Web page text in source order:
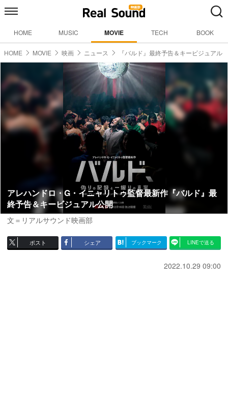
HOME MUSIC MOVIE TECH BOOK
HOME MOVIE 映画 ニュース 『バルド』最終予告＆キービジュアル
アレハンドロ・G・イニャリトゥ監督最新作『バルド』最
終予告＆キービジュアル公開
文＝リアルサウンド映画部
ポスト シェア ブックマーク LINEで送る
2022.10.29 09:00